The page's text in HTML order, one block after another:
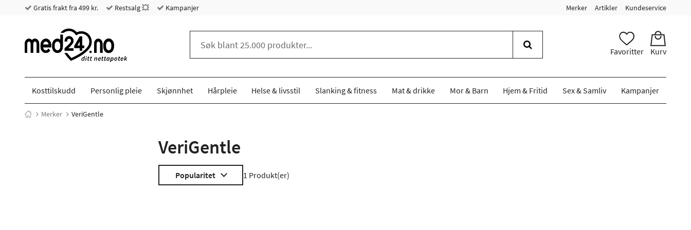
Gratis frakt fra 499 kr. Restsalg 💥 Kampanjer Merker Artikler Kundeservice
Favoritter Kurv
Kosttilskudd Personlig pleie Skjønnhet Hårpleie Helse & livsstil Slanking & fitness Mat & drikke Mor & Barn Hjem & Fritid Sex & Samliv Kampanjer
Merker VeriGentle
VeriGentle
Popularitet 1 Produkt(er)